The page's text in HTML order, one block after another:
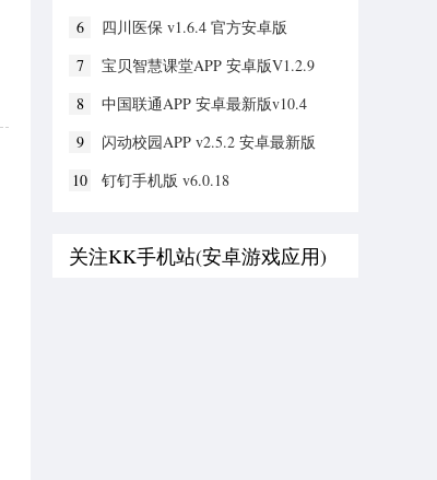
6
四川医保 v1.6.4 官方安卓版
7
宝贝智慧课堂APP 安卓版V1.2.9
8
中国联通APP 安卓最新版v10.4
9
闪动校园APP v2.5.2 安卓最新版
10
钉钉手机版 v6.0.18
关注KK手机站(安卓游戏应用)